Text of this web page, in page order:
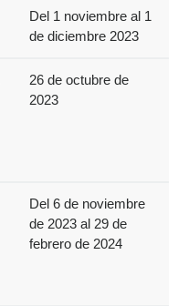
Del 1 noviembre al 1
de diciembre 2023
26 de octubre de
2023
Del 6 de noviembre
de 2023 al 29 de
febrero de 2024